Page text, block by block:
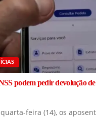
podem pedir devolução de
feira (14), os